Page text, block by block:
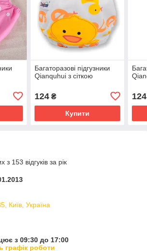
Багаторазові підгузники
Qianquhui з сіткою
124₴
Купити
124
з 153 відгуків за рік
Київ, Україна
з 09:30 до 17:00
графік роботи